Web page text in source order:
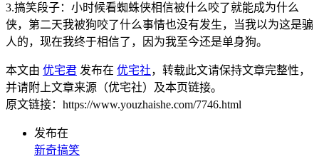
3.搞笑段子：小时候看蜘蛛侠相信被什么咬了就能成为什么
侠，第二天我被狗咬了什么事情也没有发生，当我以为这是骗
人的，现在我终于相信了，因为我至今还是单身狗。
本文由 优宅君 发布在 优宅社，转载此文请保持文章完整性，
并请附上文章来源（优宅社）及本页链接。
原文链接：https://www.youzhaishe.com/7746.html
发布在
新奇搞笑